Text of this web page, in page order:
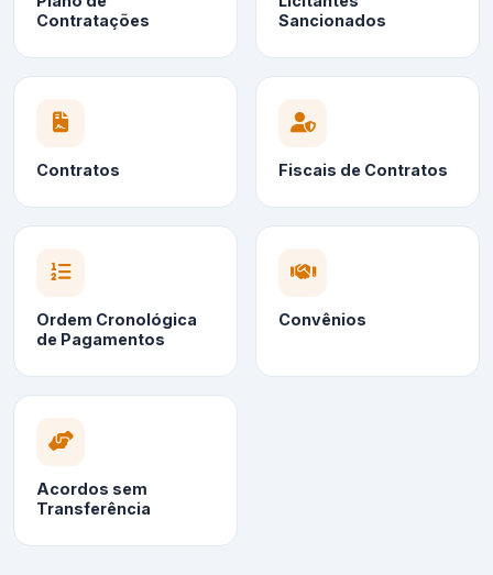
Contratações
Sancionados
Contratos Fiscais de Contratos
Ordem Cronológica
de Pagamentos
Convênios
Acordos sem
Transferência